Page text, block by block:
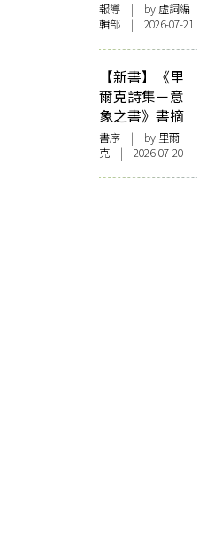
報導 | by 虛詞編
輯部 | 2026-07-21
【新書】《里
爾克詩集－意
象之書》書摘
書序 | by 里爾
克 | 2026-07-20